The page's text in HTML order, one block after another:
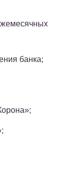
банка;